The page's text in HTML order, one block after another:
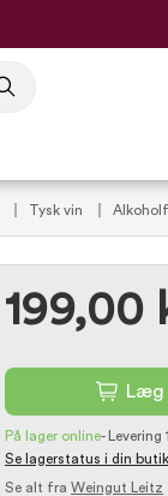
Tysk vin
199,00
Læg
På lager online-
Levering
Se lagerstatus i din butik
Se alt fra Weingut Leitz